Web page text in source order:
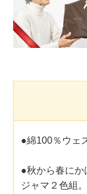
●綿100％ウェ
●秋から春にか
ジャマ２色組